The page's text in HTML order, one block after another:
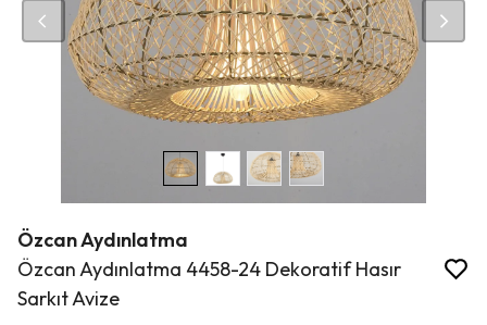
Özcan Aydınlatma
Özcan Aydınlatma 4458-24 Dekoratif Hasır
Sarkıt Avize